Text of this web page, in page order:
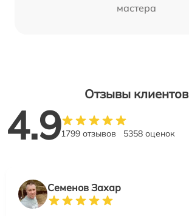
мастера
Отзывы клиентов
4.91799 отзывов 5358 оценок
Семенов Захар